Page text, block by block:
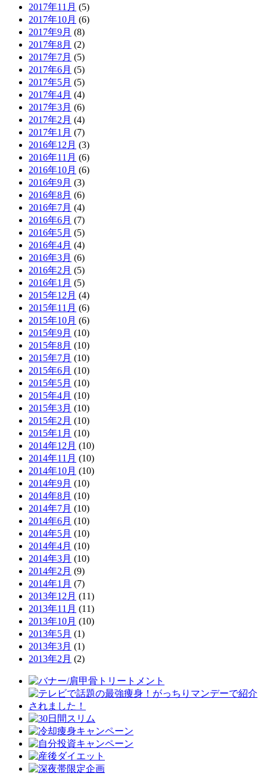
2017年11月 (5)
2017年10月 (6)
2017年9月 (8)
2017年8月 (2)
2017年7月 (5)
2017年6月 (5)
2017年5月 (5)
2017年4月 (4)
2017年3月 (6)
2017年2月 (4)
2017年1月 (7)
2016年12月 (3)
2016年11月 (6)
2016年10月 (6)
2016年9月 (3)
2016年8月 (6)
2016年7月 (4)
2016年6月 (7)
2016年5月 (5)
2016年4月 (4)
2016年3月 (6)
2016年2月 (5)
2016年1月 (5)
2015年12月 (4)
2015年11月 (6)
2015年10月 (6)
2015年9月 (10)
2015年8月 (10)
2015年7月 (10)
2015年6月 (10)
2015年5月 (10)
2015年4月 (10)
2015年3月 (10)
2015年2月 (10)
2015年1月 (10)
2014年12月 (10)
2014年11月 (10)
2014年10月 (10)
2014年9月 (10)
2014年8月 (10)
2014年7月 (10)
2014年6月 (10)
2014年5月 (10)
2014年4月 (10)
2014年3月 (10)
2014年2月 (9)
2014年1月 (7)
2013年12月 (11)
2013年11月 (11)
2013年10月 (10)
2013年5月 (1)
2013年3月 (1)
2013年2月 (2)